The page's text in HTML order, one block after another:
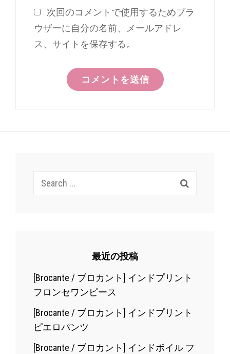
次回のコメントで使用するためブラ
ウザーに自分の名前、メールアドレ
ス、サイトを保存する。
Search
最近の投稿
[Brocante / ブロカント] インドプリント
フロンセワンピース
[Brocante / ブロカント] インドプリント
ピエロパンツ
[Brocante / ブロカント] インドボイル フ